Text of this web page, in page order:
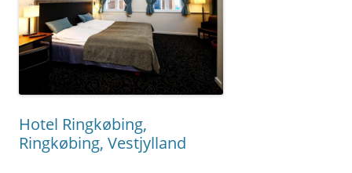
Hotel Ringkøbing,
Ringkøbing, Vestjylland